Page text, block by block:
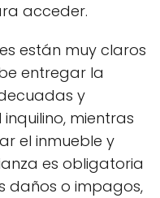
acceder.
están muy claros
entregar la
y
mientras
el inmueble y
es obligatoria
daños o impagos,